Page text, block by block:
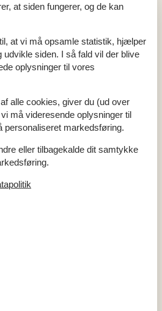
er essensen af dansk hygge, hvor
nære i lyset fra de lange
og natur. De omkringliggende stier
tilbyder fredfyldte gåture,
at siden fungerer, og de kan
at vi må opsamle statistik, hjælper
udvikle siden. I så fald vil der blive
oplysninger til vores
alle cookies, giver du (ud over
må videresende oplysninger til
personaliseret markedsføring.
eller tilbagekalde dit samtykke